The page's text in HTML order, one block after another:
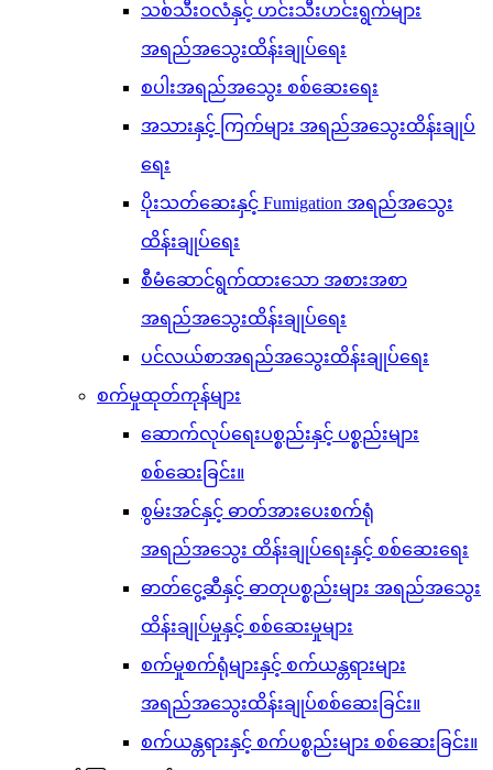
သစ်သီးဝလံနှင့် ဟင်းသီးဟင်းရွက်များ
အရည်အသွေးထိန်းချုပ်ရေး
စပါးအရည်အသွေး စစ်ဆေးရေး
အသားနှင့် ကြက်များ အရည်အသွေးထိန်းချုပ်
ရေး
ပိုးသတ်ဆေးနှင့် Fumigation အရည်အသွေး
ထိန်းချုပ်ရေး
စီမံဆောင်ရွက်ထားသော အစားအစာ
အရည်အသွေးထိန်းချုပ်ရေး
ပင်လယ်စာအရည်အသွေးထိန်းချုပ်ရေး
စက်မှုထုတ်ကုန်များ
ဆောက်လုပ်ရေးပစ္စည်းနှင့် ပစ္စည်းများ
စစ်ဆေးခြင်း။
စွမ်းအင်နှင့် ဓာတ်အားပေးစက်ရုံ
အရည်အသွေး ထိန်းချုပ်ရေးနှင့် စစ်ဆေးရေး
ဓာတ်ငွေ့ဆီနှင့် ဓာတုပစ္စည်းများ အရည်အသွေး
ထိန်းချုပ်မှုနှင့် စစ်ဆေးမှုများ
စက်မှုစက်ရုံများနှင့် စက်ယန္တရားများ
အရည်အသွေးထိန်းချုပ်စစ်ဆေးခြင်း။
စက်ယန္တရားနှင့် စက်ပစ္စည်းများ စစ်ဆေးခြင်း။